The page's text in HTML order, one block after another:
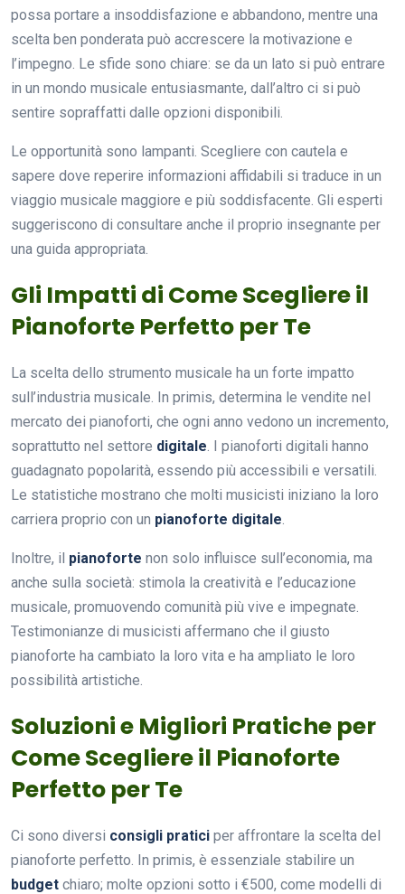
possa portare a insoddisfazione e abbandono, mentre una
scelta ben ponderata può accrescere la motivazione e
l’impegno. Le sfide sono chiare: se da un lato si può entrare
in un mondo musicale entusiasmante, dall’altro ci si può
sentire sopraffatti dalle opzioni disponibili.
Le opportunità sono lampanti. Scegliere con cautela e
sapere dove reperire informazioni affidabili si traduce in un
viaggio musicale maggiore e più soddisfacente. Gli esperti
suggeriscono di consultare anche il proprio insegnante per
una guida appropriata.
Gli Impatti di Come Scegliere il
Pianoforte Perfetto per Te
La scelta dello strumento musicale ha un forte impatto
sull’industria musicale. In primis, determina le vendite nel
mercato dei pianoforti, che ogni anno vedono un incremento,
soprattutto nel settore digitale. I pianoforti digitali hanno
guadagnato popolarità, essendo più accessibili e versatili.
Le statistiche mostrano che molti musicisti iniziano la loro
carriera proprio con un pianoforte digitale.
Inoltre, il pianoforte non solo influisce sull’economia, ma
anche sulla società: stimola la creatività e l’educazione
musicale, promuovendo comunità più vive e impegnate.
Testimonianze di musicisti affermano che il giusto
pianoforte ha cambiato la loro vita e ha ampliato le loro
possibilità artistiche.
Soluzioni e Migliori Pratiche per
Come Scegliere il Pianoforte
Perfetto per Te
Ci sono diversi consigli pratici per affrontare la scelta del
pianoforte perfetto. In primis, è essenziale stabilire un
budget chiaro; molte opzioni sotto i €500, come modelli di